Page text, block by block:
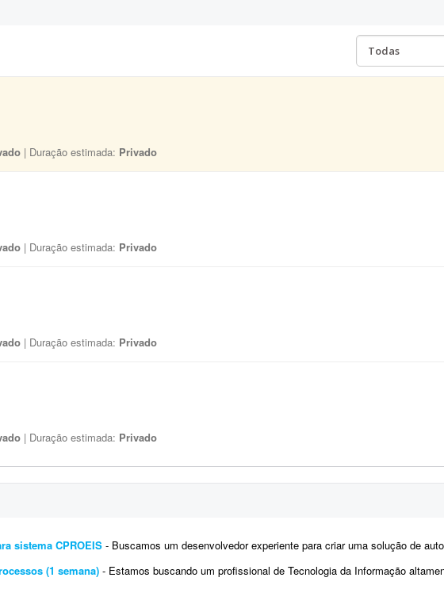
| Duração estimada: Privado
| Duração estimada: Privado
| Duração estimada: Privado
| Duração estimada: Privado
sistema CPROEIS - Buscamos um desenvolvedor experiente para criar uma solução de automação assistida para o processo de preenchimento de dados no sistema
(1 semana) - Estamos buscando um profissional de Tecnologia da Informação altamente qualificado para realizar um trabalho com duração de uma